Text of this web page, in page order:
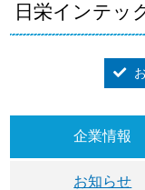
日栄インテッ
企業情報
お知らせ